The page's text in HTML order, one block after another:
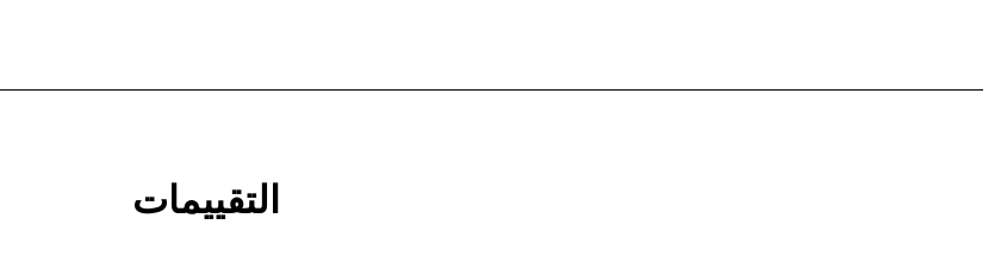
التقييمات